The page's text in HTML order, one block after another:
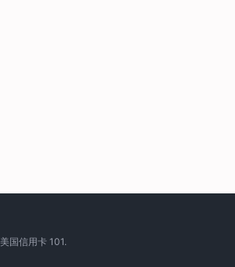
美国信用卡 101.